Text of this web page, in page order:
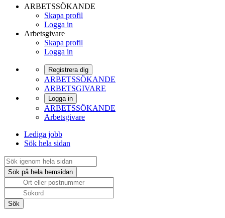
ARBETSSÖKANDE
Skapa profil
Logga in
Arbetsgivare
Skapa profil
Logga in
Registrera dig
ARBETSSÖKANDE
ARBETSGIVARE
Logga in
ARBETSSÖKANDE
Arbetsgivare
Lediga jobb
Sök hela sidan